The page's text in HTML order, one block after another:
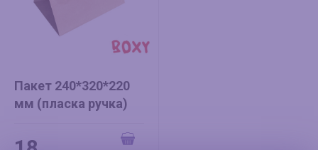
Пакет 240*320*220
мм (пласка ручка)